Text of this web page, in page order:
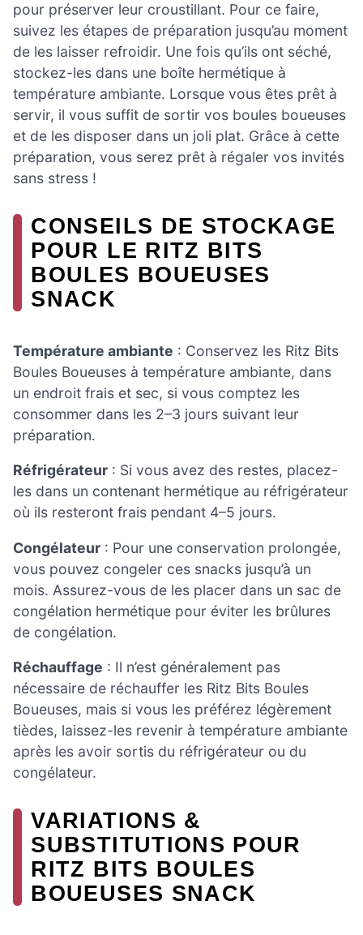
pour préserver leur croustillant. Pour ce faire,
suivez les étapes de préparation jusqu’au moment
de les laisser refroidir. Une fois qu’ils ont séché,
stockez-les dans une boîte hermétique à
température ambiante. Lorsque vous êtes prêt à
servir, il vous suffit de sortir vos boules boueuses
et de les disposer dans un joli plat. Grâce à cette
préparation, vous serez prêt à régaler vos invités
sans stress !
CONSEILS DE STOCKAGE
POUR LE RITZ BITS
BOULES BOUEUSES
SNACK
Température ambiante : Conservez les Ritz Bits
Boules Boueuses à température ambiante, dans
un endroit frais et sec, si vous comptez les
consommer dans les 2–3 jours suivant leur
préparation.
Réfrigérateur : Si vous avez des restes, placez-
les dans un contenant hermétique au réfrigérateur
où ils resteront frais pendant 4–5 jours.
Congélateur : Pour une conservation prolongée,
vous pouvez congeler ces snacks jusqu’à un
mois. Assurez-vous de les placer dans un sac de
congélation hermétique pour éviter les brûlures
de congélation.
Réchauffage : Il n’est généralement pas
nécessaire de réchauffer les Ritz Bits Boules
Boueuses, mais si vous les préférez légèrement
tièdes, laissez-les revenir à température ambiante
après les avoir sortis du réfrigérateur ou du
congélateur.
VARIATIONS &
SUBSTITUTIONS POUR
RITZ BITS BOULES
BOUEUSES SNACK